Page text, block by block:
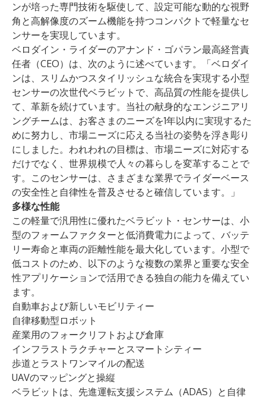
ンが培った専門技術を駆使して、設定可能な動的な視野
角と高解像度のズーム機能を持つコンパクトで軽量なセ
ンサーを実現しています。
ベロダイン・ライダーのアナンド・ゴパラン最高経営責
任者（CEO）は、次のように述べています。「ベロダイ
ンは、スリムかつスタイリッシュな統合を実現する小型
センサーの次世代ベラビットで、高品質の性能を提供し
て、革新を続けています。当社の献身的なエンジニアリ
ングチームは、お客さまのニーズを1年以内に実現するた
めに努力し、市場ニーズに応える当社の姿勢を浮き彫り
にしました。われわれの目標は、市場ニーズに対応する
だけでなく、世界規模で人々の暮らしを変革することで
す。このセンサーは、さまざまな業界でライダーベース
の安全性と自律性を普及させると確信しています。」
多様な性能
この軽量で汎用性に優れたベラビット・センサーは、小
型のフォームファクターと低消費電力によって、バッテ
リー寿命と車両の距離性能を最大化しています。小型で
低コストのため、以下のような複数の業界と重要な安全
性アプリケーションで活用できる独自の能力を備えてい
ます。
自動車および新しいモビリティー
自律移動型ロボット
産業用のフォークリフトおよび倉庫
インフラストラクチャーとスマートシティー
歩道とラストワンマイルの配送
UAVのマッピングと操縦
ベラビットは、先進運転支援システム（ADAS）と自律